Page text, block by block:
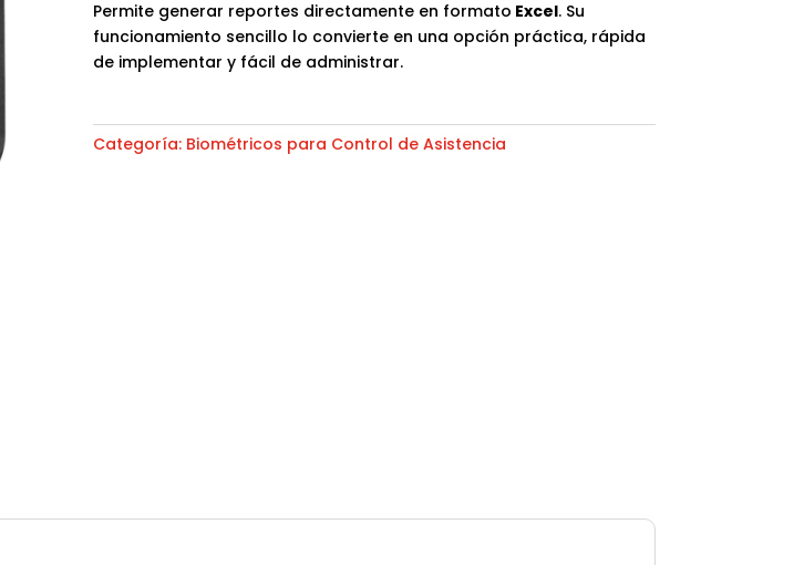
Permite generar reportes directamente en formato Excel. Su
funcionamiento sencillo lo convierte en una opción práctica, rápida
de implementar y fácil de administrar.
Categoría: Biométricos para Control de Asistencia